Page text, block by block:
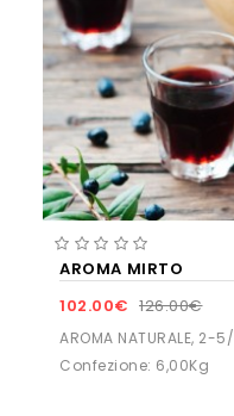
AROMA MIRTO
102.00€ 126.00€
AROMA NATURALE, 2-
Confezione: 6,00Kg